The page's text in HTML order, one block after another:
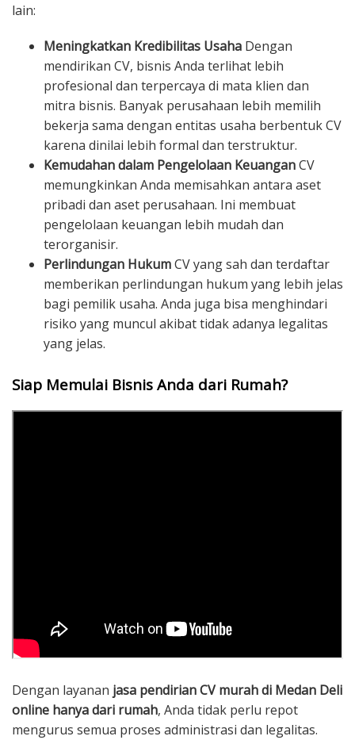
lain:
Meningkatkan Kredibilitas Usaha Dengan
mendirikan CV, bisnis Anda terlihat lebih
profesional dan terpercaya di mata klien dan
mitra bisnis. Banyak perusahaan lebih memilih
bekerja sama dengan entitas usaha berbentuk CV
karena dinilai lebih formal dan terstruktur.
Kemudahan dalam Pengelolaan KeuanganCV
memungkinkan Anda memisahkan antara aset
pribadi dan aset perusahaan. Ini membuat
pengelolaan keuangan lebih mudah dan
terorganisir.
Perlindungan HukumCV yang sah dan terdaftar
memberikan perlindungan hukum yang lebih jelas
bagi pemilik usaha. Anda juga bisa menghindari
risiko yang muncul akibat tidak adanya legalitas
yang jelas.
Siap Memulai Bisnis Anda dari Rumah?
Dengan layanan jasa pendirian CV murah di Medan Deli
online hanya dari rumah, Anda tidak perlu repot
mengurus semua proses administrasi dan legalitas.